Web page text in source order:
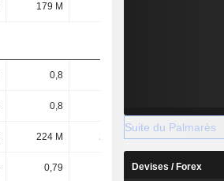
179 M
0,8
0,8
224 M 224 M 226 M
0,79 0,64
Suite du Palmarès
Devises / Forex